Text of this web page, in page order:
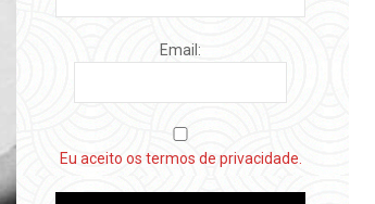
Email:
Eu aceito os termos de privacidade.